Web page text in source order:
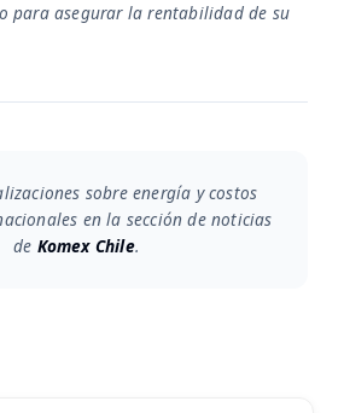
para asegurar la rentabilidad de su
sobre energía y costos
en la sección de noticias
de Komex Chile.